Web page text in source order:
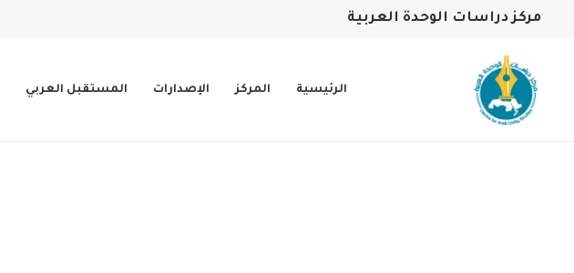
مركز دراسات الوحدة العربية
الرئيسية المركز الإصدارات المستقبل العربي